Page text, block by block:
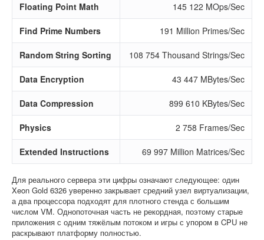
Floating Point Math 145 122 MOps/Sec
Find Prime Numbers 191 Million Primes/Sec
Random String Sorting 108 754 Thousand Strings/Sec
Data Encryption 43 447 MBytes/Sec
Data Compression 899 610 KBytes/Sec
Physics 2 758 Frames/Sec
Extended Instructions 69 997 Million Matrices/Sec
Для реального сервера эти цифры означают следующее: один
Xeon Gold 6326 уверенно закрывает средний узел виртуализации,
а два процессора подходят для плотного стенда с большим
числом VM. Однопоточная часть не рекордная, поэтому старые
приложения с одним тяжёлым потоком и игры с упором в CPU не
раскрывают платформу полностью.